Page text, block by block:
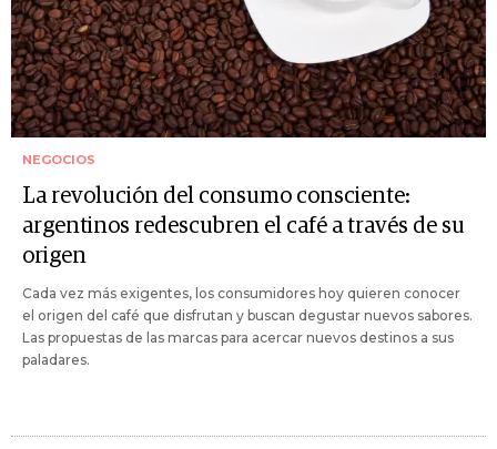
NEGOCIOS
La revolución del consumo consciente:
argentinos redescubren el café a través de su
origen
Cada vez más exigentes, los consumidores hoy quieren conocer
el origen del café que disfrutan y buscan degustar nuevos sabores.
Las propuestas de las marcas para acercar nuevos destinos a sus
paladares.